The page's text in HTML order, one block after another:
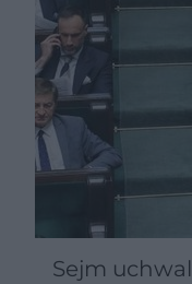
Sejm